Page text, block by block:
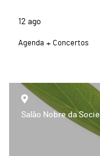
12 ago
Agenda Concertos
page
Salão Nobre da